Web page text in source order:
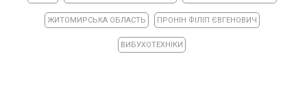
ЖИТОМИРСЬКА ОБЛАСТЬ ПРОНІН ФІЛІП ЄВГЕНОВИЧ
ВИБУХОТЕХНІКИ